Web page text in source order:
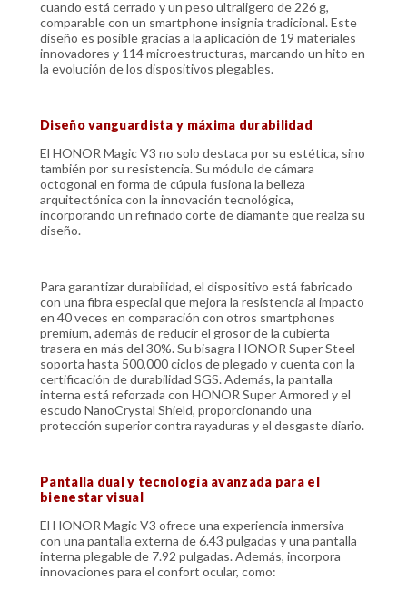
cuando está cerrado y un peso ultraligero de 226 g,
comparable con un smartphone insignia tradicional. Este
diseño es posible gracias a la aplicación de 19 materiales
innovadores y 114 microestructuras, marcando un hito en
la evolución de los dispositivos plegables.
Diseño vanguardista y máxima durabilidad
El HONOR Magic V3 no solo destaca por su estética, sino
también por su resistencia. Su módulo de cámara
octogonal en forma de cúpula fusiona la belleza
arquitectónica con la innovación tecnológica,
incorporando un refinado corte de diamante que realza su
diseño.
Para garantizar durabilidad, el dispositivo está fabricado
con una fibra especial que mejora la resistencia al impacto
en 40 veces en comparación con otros smartphones
premium, además de reducir el grosor de la cubierta
trasera en más del 30%. Su bisagra HONOR Super Steel
soporta hasta 500,000 ciclos de plegado y cuenta con la
certificación de durabilidad SGS. Además, la pantalla
interna está reforzada con HONOR Super Armored y el
escudo NanoCrystal Shield, proporcionando una
protección superior contra rayaduras y el desgaste diario.
Pantalla dual y tecnología avanzada para el
bienestar visual
El HONOR Magic V3 ofrece una experiencia inmersiva
con una pantalla externa de 6.43 pulgadas y una pantalla
interna plegable de 7.92 pulgadas. Además, incorpora
innovaciones para el confort ocular, como: